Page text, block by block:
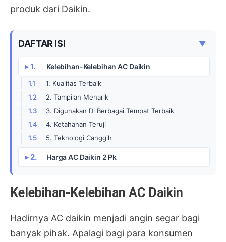
produk dari Daikin.
DAFTAR ISI ▼
Kelebihan-Kelebihan AC Daikin
1. Kualitas Terbaik
2. Tampilan Menarik
3. Digunakan Di Berbagai Tempat Terbaik
4. Ketahanan Teruji
5. Teknologi Canggih
Harga AC Daikin 2 Pk
Kelebihan-Kelebihan AC Daikin
Hadirnya AC daikin menjadi angin segar bagi
banyak pihak. Apalagi bagi para konsumen